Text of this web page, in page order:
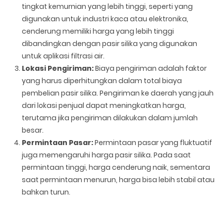
tingkat kemurnian yang lebih tinggi, seperti yang
digunakan untuk industri kaca atau elektronika,
cenderung memiliki harga yang lebih tinggi
dibandingkan dengan pasir silika yang digunakan
untuk aplikasi filtrasi air.
Lokasi Pengiriman:Biaya pengiriman adalah faktor
yang harus diperhitungkan dalam total biaya
pembelian pasir silika. Pengiriman ke daerah yang jauh
dari lokasi penjual dapat meningkatkan harga,
terutama jika pengiriman dilakukan dalam jumlah
besar.
Permintaan Pasar:Permintaan pasar yang fluktuatif
juga memengaruhi harga pasir silika. Pada saat
permintaan tinggi, harga cenderung naik, sementara
saat permintaan menurun, harga bisa lebih stabil atau
bahkan turun.